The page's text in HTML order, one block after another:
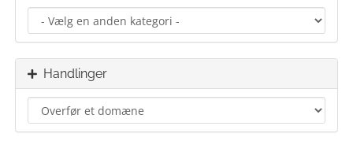
Handlinger